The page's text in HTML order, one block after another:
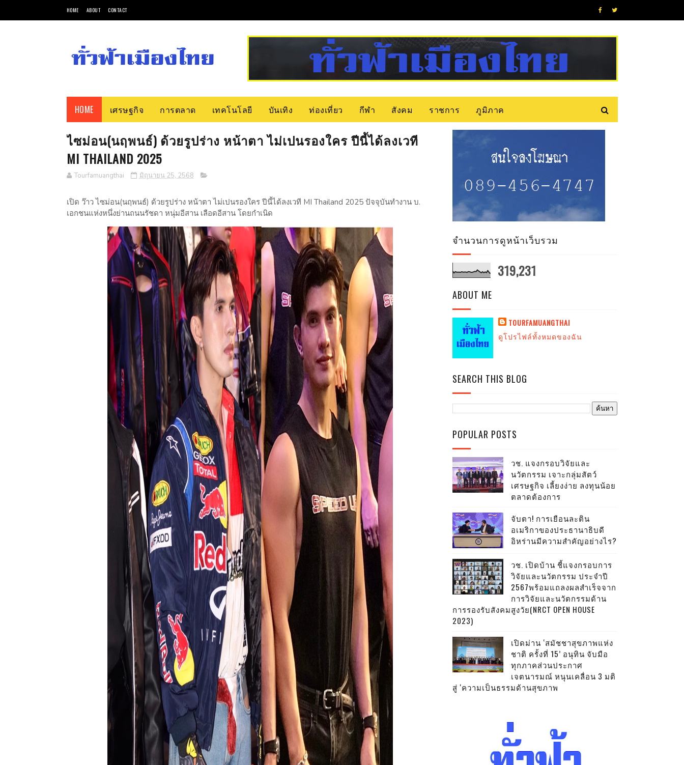
HOME ABOUT CONTACT
HOME เศรษฐกิจ การตลาด เทคโนโลยี บันเทิง ท่องเที่ยว กีฬา สังคม ราชการ ภูมิภาค
ไซม่อน(นฤพนธ์) ด้วยรูปร่าง หน้าตา ไม่เปนรองใคร ปีนี้ได้ลงเวที
MI THAILAND 2025
Tourfamuangthai มิถุนายน 25, 2568
เปิด ว๊าว ไซม่อน(นฤพนธ์) ด้วยรูปร่าง หน้าตา ไม่เปนรองใคร ปีนี้ได้ลงเวที MI Thailand 2025 ปัจจุบันทำงาน บ.
เอกชนแห่งหนึ่งย่านถนนรัชดา หนุ่มอีสาน เลือดอีสาน โดยกำเนิด
จำนวนการดูหน้าเว็บรวม
319,231
ABOUT ME
TOURFAMUANGTHAI
ดูโปรไฟล์ทั้งหมดของฉัน
SEARCH THIS BLOG
POPULAR POSTS
วช. แจงกรอบวิจัยและ
นวัตกรรม เจาะกลุ่มสัตว์
เศรษฐกิจ เลี้ยงง่าย ลงทุนน้อย
ตลาดต้องการ
จับตา! การเยือนละติน
อเมริกาของประธานาธิบดี
อิหร่านมีความสำคัญอย่างไร?
วช. เปิดบ้าน ชี้แจงกรอบการ
วิจัยและนวัตกรรม ประจำปี
2567พร้อมแถลงผลสำเร็จจาก
การวิจัยและนวัตกรรมด้าน
การรองรับสังคมสูงวัย(NRCT OPEN HOUSE
2023)
เปิดม่าน ‘สมัชชาสุขภาพแห่ง
ชาติ ครั้งที่ 15’ อนุทิน จับมือ
ทุกภาคส่วนประกาศ
เจตนารมณ์ หนุนเคลื่อน 3 มติ
สู่ ‘ความเป็นธรรมด้านสุขภาพ